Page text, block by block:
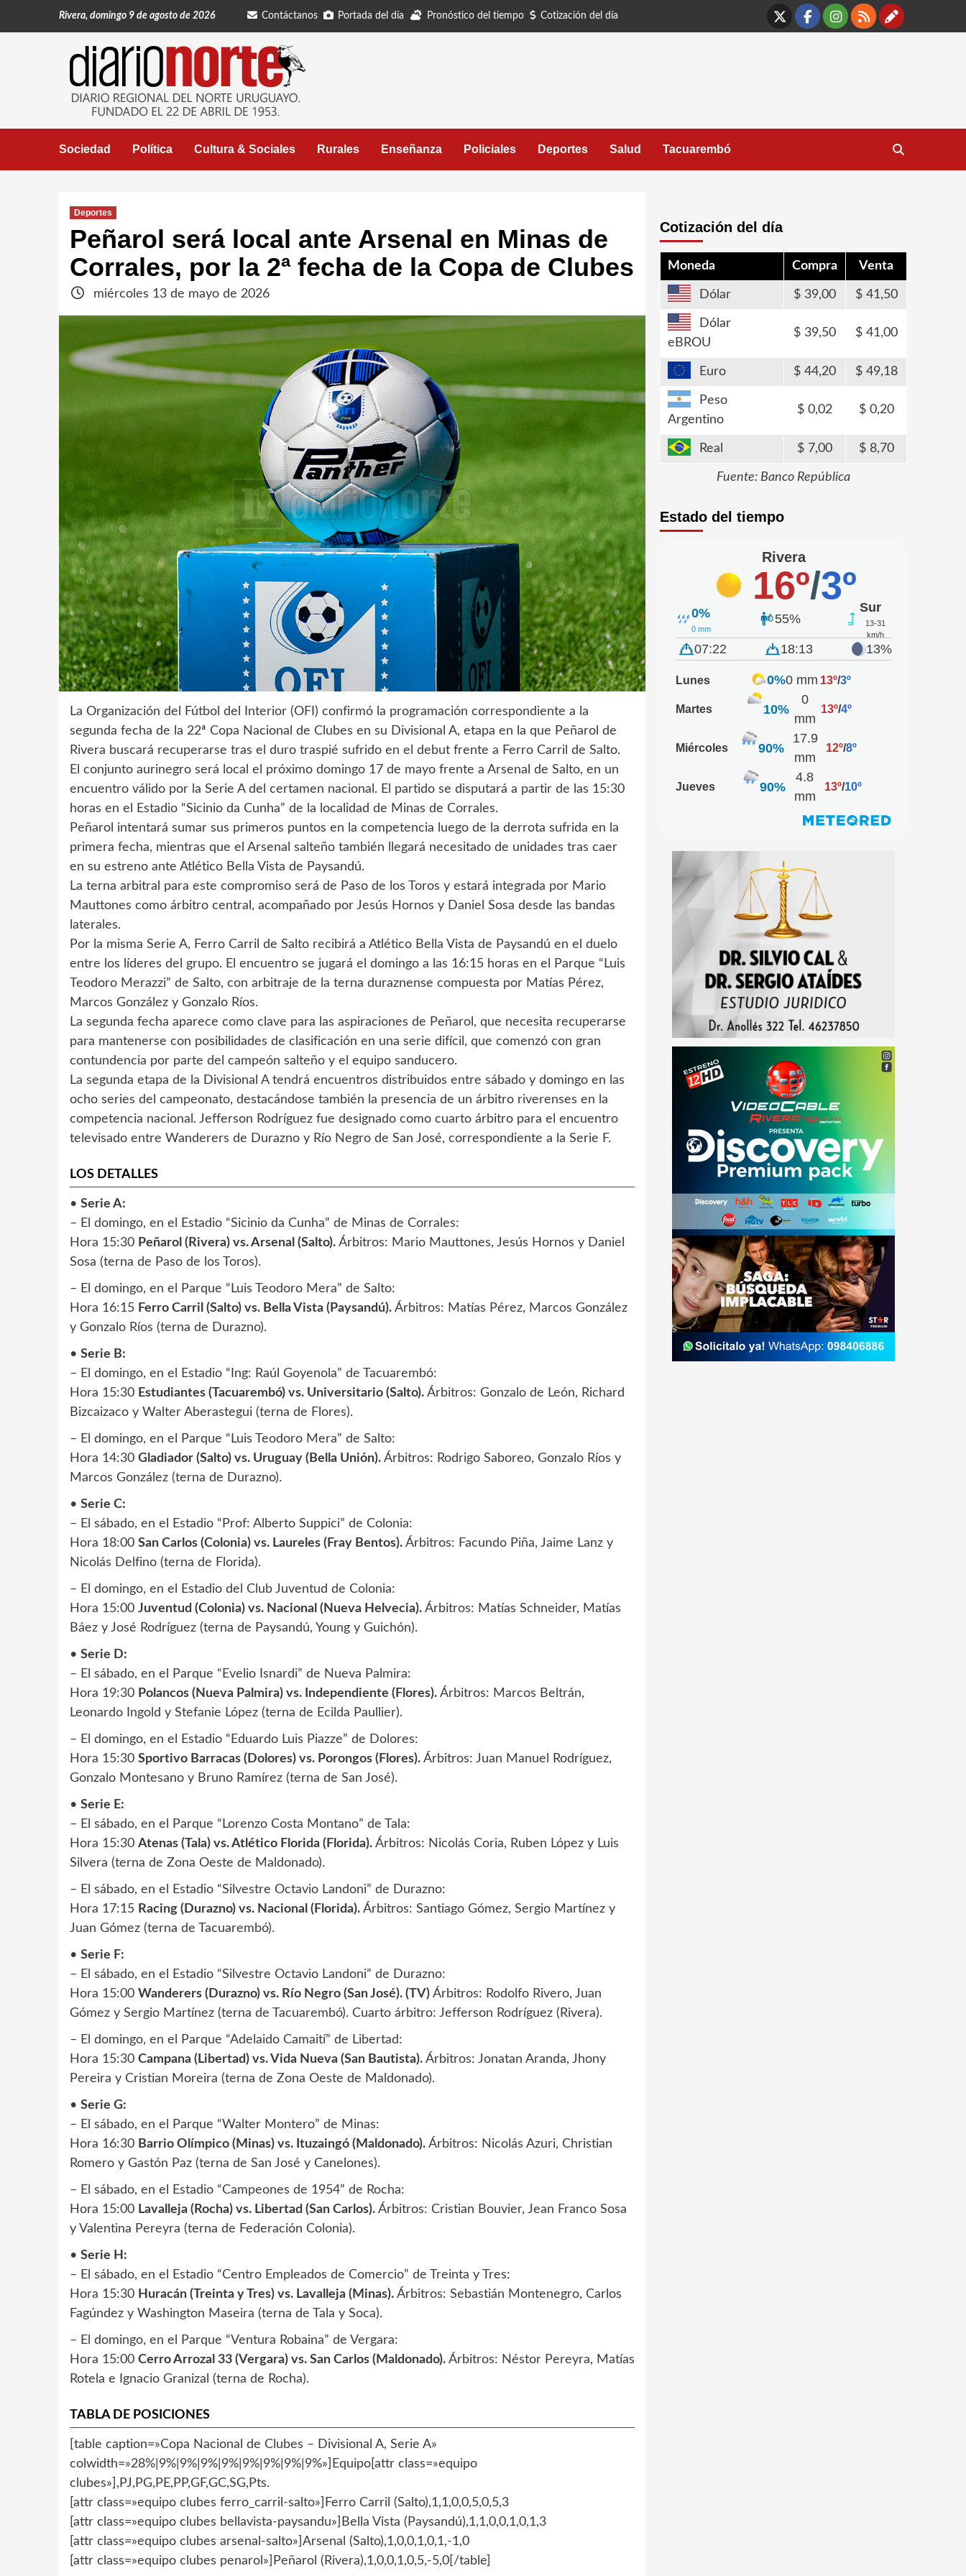
Rivera, domingo 9 de agosto de 2026 Contáctanos Portada del día Pronóstico del tiempo Cotización del día
X Facebook
Instagram
RSS
Sociedad Política Cultura & Sociales Rurales Enseñanza Policiales Deportes Salud Tacuarembó
Deportes
Peñarol será local ante Arsenal en Minas de
Corrales, por la 2ª fecha de la Copa de Clubes
miércoles 13 de mayo de 2026
La Organización del Fútbol del Interior (OFI) confirmó la programación correspondiente a la
segunda fecha de la 22ª Copa Nacional de Clubes en su Divisional A, etapa en la que Peñarol de
Rivera buscará recuperarse tras el duro traspié sufrido en el debut frente a Ferro Carril de Salto.
El conjunto aurinegro será local el próximo domingo 17 de mayo frente a Arsenal de Salto, en un
encuentro válido por la Serie A del certamen nacional. El partido se disputará a partir de las 15:30
horas en el Estadio “Sicinio da Cunha” de la localidad de Minas de Corrales.
Peñarol intentará sumar sus primeros puntos en la competencia luego de la derrota sufrida en la
primera fecha, mientras que el Arsenal salteño también llegará necesitado de unidades tras caer
en su estreno ante Atlético Bella Vista de Paysandú.
La terna arbitral para este compromiso será de Paso de los Toros y estará integrada por Mario
Mauttones como árbitro central, acompañado por Jesús Hornos y Daniel Sosa desde las bandas
laterales.
Por la misma Serie A, Ferro Carril de Salto recibirá a Atlético Bella Vista de Paysandú en el duelo
entre los líderes del grupo. El encuentro se jugará el domingo a las 16:15 horas en el Parque “Luis
Teodoro Merazzi” de Salto, con arbitraje de la terna duraznense compuesta por Matías Pérez,
Marcos González y Gonzalo Ríos.
La segunda fecha aparece como clave para las aspiraciones de Peñarol, que necesita recuperarse
para mantenerse con posibilidades de clasificación en una serie difícil, que comenzó con gran
contundencia por parte del campeón salteño y el equipo sanducero.
La segunda etapa de la Divisional A tendrá encuentros distribuidos entre sábado y domingo en las
ocho series del campeonato, destacándose también la presencia de un árbitro riverenses en la
competencia nacional. Jefferson Rodríguez fue designado como cuarto árbitro para el encuentro
televisado entre Wanderers de Durazno y Río Negro de San José, correspondiente a la Serie F.
LOS DETALLES
• Serie A:
– El domingo, en el Estadio “Sicinio da Cunha” de Minas de Corrales:
Hora 15:30 Peñarol (Rivera) vs. Arsenal (Salto). Árbitros: Mario Mauttones, Jesús Hornos y Daniel
Sosa (terna de Paso de los Toros).
– El domingo, en el Parque “Luis Teodoro Mera” de Salto:
Hora 16:15 Ferro Carril (Salto) vs. Bella Vista (Paysandú). Árbitros: Matías Pérez, Marcos González
y Gonzalo Ríos (terna de Durazno).
• Serie B:
– El domingo, en el Estadio “Ing: Raúl Goyenola” de Tacuarembó:
Hora 15:30 Estudiantes (Tacuarembó) vs. Universitario (Salto). Árbitros: Gonzalo de León, Richard
Bizcaizaco y Walter Aberastegui (terna de Flores).
– El domingo, en el Parque “Luis Teodoro Mera” de Salto:
Hora 14:30 Gladiador (Salto) vs. Uruguay (Bella Unión). Árbitros: Rodrigo Saboreo, Gonzalo Ríos y
Marcos González (terna de Durazno).
• Serie C:
– El sábado, en el Estadio “Prof: Alberto Suppici” de Colonia:
Hora 18:00 San Carlos (Colonia) vs. Laureles (Fray Bentos). Árbitros: Facundo Piña, Jaime Lanz y
Nicolás Delfino (terna de Florida).
– El domingo, en el Estadio del Club Juventud de Colonia:
Hora 15:00 Juventud (Colonia) vs. Nacional (Nueva Helvecia). Árbitros: Matías Schneider, Matías
Báez y José Rodríguez (terna de Paysandú, Young y Guichón).
• Serie D:
– El sábado, en el Parque “Evelio Isnardi” de Nueva Palmira:
Hora 19:30 Polancos (Nueva Palmira) vs. Independiente (Flores). Árbitros: Marcos Beltrán,
Leonardo Ingold y Stefanie López (terna de Ecilda Paullier).
– El domingo, en el Estadio “Eduardo Luis Piazze” de Dolores:
Hora 15:30 Sportivo Barracas (Dolores) vs. Porongos (Flores). Árbitros: Juan Manuel Rodríguez,
Gonzalo Montesano y Bruno Ramírez (terna de San José).
• Serie E:
– El sábado, en el Parque “Lorenzo Costa Montano” de Tala:
Hora 15:30 Atenas (Tala) vs. Atlético Florida (Florida). Árbitros: Nicolás Coria, Ruben López y Luis
Silvera (terna de Zona Oeste de Maldonado).
– El sábado, en el Estadio “Silvestre Octavio Landoni” de Durazno:
Hora 17:15 Racing (Durazno) vs. Nacional (Florida). Árbitros: Santiago Gómez, Sergio Martínez y
Juan Gómez (terna de Tacuarembó).
• Serie F:
– El sábado, en el Estadio “Silvestre Octavio Landoni” de Durazno:
Hora 15:00 Wanderers (Durazno) vs. Río Negro (San José). (TV) Árbitros: Rodolfo Rivero, Juan
Gómez y Sergio Martínez (terna de Tacuarembó). Cuarto árbitro: Jefferson Rodríguez (Rivera).
– El domingo, en el Parque “Adelaido Camaití” de Libertad:
Hora 15:30 Campana (Libertad) vs. Vida Nueva (San Bautista). Árbitros: Jonatan Aranda, Jhony
Pereira y Cristian Moreira (terna de Zona Oeste de Maldonado).
• Serie G:
– El sábado, en el Parque “Walter Montero” de Minas:
Hora 16:30 Barrio Olímpico (Minas) vs. Ituzaingó (Maldonado). Árbitros: Nicolás Azuri, Christian
Romero y Gastón Paz (terna de San José y Canelones).
– El sábado, en el Estadio “Campeones de 1954” de Rocha:
Hora 15:00 Lavalleja (Rocha) vs. Libertad (San Carlos). Árbitros: Cristian Bouvier, Jean Franco Sosa
y Valentina Pereyra (terna de Federación Colonia).
• Serie H:
– El sábado, en el Estadio “Centro Empleados de Comercio” de Treinta y Tres:
Hora 15:30 Huracán (Treinta y Tres) vs. Lavalleja (Minas). Árbitros: Sebastián Montenegro, Carlos
Fagúndez y Washington Maseira (terna de Tala y Soca).
– El domingo, en el Parque “Ventura Robaina” de Vergara:
Hora 15:00 Cerro Arrozal 33 (Vergara) vs. San Carlos (Maldonado). Árbitros: Néstor Pereyra, Matías
Rotela e Ignacio Granizal (terna de Rocha).
TABLA DE POSICIONES
[table caption=»Copa Nacional de Clubes – Divisional A, Serie A»
colwidth=»28%|9%|9%|9%|9%|9%|9%|9%|9%»]Equipo[attr class=»equipo
clubes»],PJ,PG,PE,PP,GF,GC,SG,Pts.
[attr class=»equipo clubes ferro_carril-salto»]Ferro Carril (Salto),1,1,0,0,5,0,5,3
[attr class=»equipo clubes bellavista-paysandu»]Bella Vista (Paysandú),1,1,0,0,1,0,1,3
[attr class=»equipo clubes arsenal-salto»]Arsenal (Salto),1,0,0,1,0,1,-1,0
[attr class=»equipo clubes penarol»]Peñarol (Rivera),1,0,0,1,0,5,-5,0[/table]
Cotización del día
Moneda Compra Venta
Dólar 39,00 41,50
Dólar
eBROU
39,50 41,00
Euro 44,20 49,18
Peso
Argentino
0,02 0,20
Real 7,00 8,70
Fuente: Banco República
Estado del tiempo
Rivera
16º/3º
0%
0 mm
55%
Sur
13-31
km/h
07:22 18:13 13%
Lunes 0%0 mm 13º/3º
Martes 10%
0
mm
13º/4º
Miércoles 90%
17.9
mm
12º/8º
Jueves 90%
4.8
mm
13º/10º